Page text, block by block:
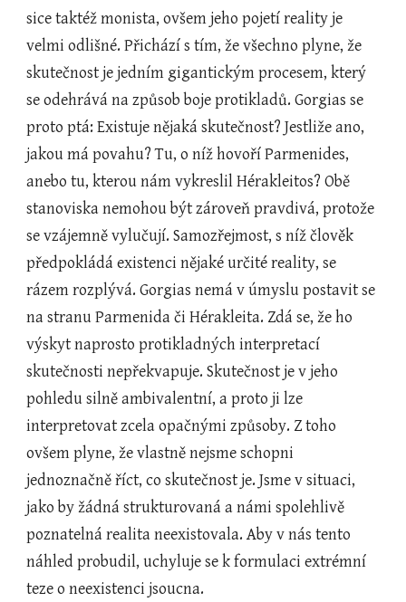
sice taktéž monista, ovšem jeho pojetí reality je
velmi odlišné. Přichází s tím, že všechno plyne, že
skutečnost je jedním gigantickým procesem, který
se odehrává na způsob boje protikladů. Gorgias se
proto ptá: Existuje nějaká skutečnost? Jestliže ano,
jakou má povahu? Tu, o níž hovoří Parmenides,
anebo tu, kterou nám vykreslil Hérakleitos? Obě
stanoviska nemohou být zároveň pravdivá, protože
se vzájemně vylučují. Samozřejmost, s níž člověk
předpokládá existenci nějaké určité reality, se
rázem rozplývá. Gorgias nemá v úmyslu postavit se
na stranu Parmenida či Hérakleita. Zdá se, že ho
výskyt naprosto protikladných interpretací
skutečnosti nepřekvapuje. Skutečnost je v jeho
pohledu silně ambivalentní, a proto ji lze
interpretovat zcela opačnými způsoby. Z toho
ovšem plyne, že vlastně nejsme schopni
jednoznačně říct, co skutečnost je. Jsme v situaci,
jako by žádná strukturovaná a námi spolehlivě
poznatelná realita neexistovala. Aby v nás tento
náhled probudil, uchyluje se k formulaci extrémní
teze o neexistenci jsoucna.